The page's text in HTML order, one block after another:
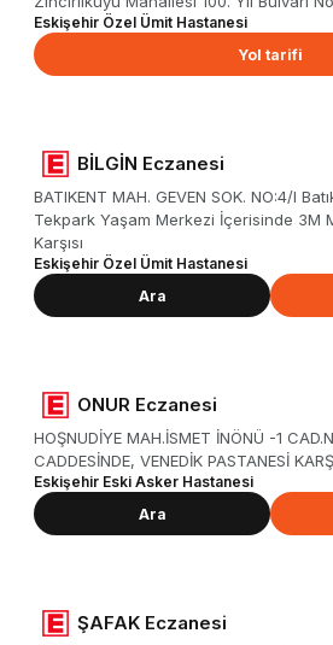
Eskişehir Özel Ümit Hastanesi
Yol tarifi
BİLGİN Eczanesi
BATIKENT MAH. GEVEN SOK. NO:4/I
Tekpark Yaşam Merkezi İçerisinde 3M
Karşısı
Eskişehir Özel Ümit Hastanesi
Ara
ONUR Eczanesi
HOŞNUDİYE MAH.İSMET İNÖNÜ -1
CADDESİNDE, VENEDİK PASTANESİ
Eskişehir Eski Asker Hastanesi
Ara
ŞAFAK Eczanesi